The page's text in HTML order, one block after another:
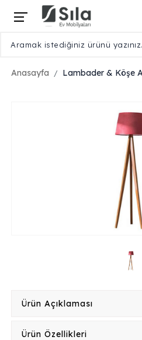
0212 450 03 03
Anasayfa Lambader & Köşe
Ürün Açıklaması
Ürün Özellikleri